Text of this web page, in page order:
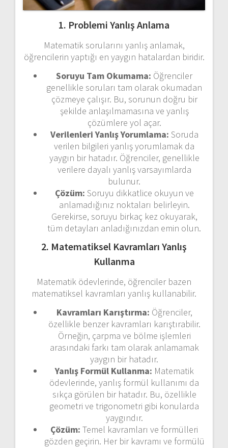
1. Problemi Yanlış Anlama
Matematik sorularını yanlış anlamak,
öğrencilerin yaptığı en yaygın hatalardan biridir.
Soruyu Tam Okumama: Öğrenciler
genellikle soruları tam olarak okumadan
çözmeye çalışır. Bu, sorunun doğru bir
şekilde anlaşılmamasına ve yanlış
çözümlere yol açar.
Verilenleri Yanlış Yorumlama: Soruda
verilen bilgileri yanlış yorumlamak da
yaygın bir hatadır. Öğrenciler, genellikle
verilere dayalı yanlış varsayımlarda
bulunur.
Çözüm: Soruyu dikkatlice okuyun ve
anlamadığınız noktaları belirleyin.
Gerekirse, soruyu birkaç kez okuyarak,
tüm detayları anladığınızdan emin olun.
2. Matematiksel Kavramları Yanlış
Kullanma
Matematik ödevlerinde, öğrenciler bazen
matematiksel kavramları yanlış kullanabilir.
Kavramları Karıştırma: Öğrenciler,
özellikle benzer kavramları karıştırabilir.
Örneğin, çarpma ve bölme işlemleri
arasındaki farkı tam olarak anlamamak
yaygın bir hatadır.
Yanlış Formül Kullanma: Matematik
ödevlerinde, yanlış formül kullanımı da
sıkça görülen bir hatadır. Bu, özellikle
geometri ve trigonometri gibi konularda
yaygındır.
Çözüm: Temel kavramları ve formülleri
gözden geçirin. Her bir kavramı ve formülü